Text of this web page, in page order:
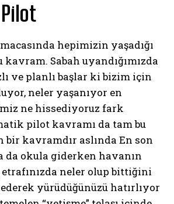
hepimizin yaşadığı
Sabah uyandığımızda
ve planlı başlar ki bizim için
neler yaşanıyor en
ne hissediyoruz fark
pilot kavramı da tam bu
bir kavramdır aslında En son
da okula giderken havanın
etrafınızda neler olup bittiğini
yürüdüğünüzü hatırlıyor